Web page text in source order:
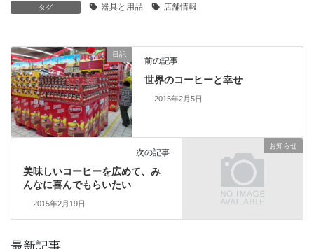
タグ 器具と用品 店舗情報
日記
前の記事
世界のコーヒーと幸せ
2015年2月5日
お知らせ
次の記事
美味しいコーヒーを広めて、み
んなに喜んでもらいたい
2015年2月19日
最新記事